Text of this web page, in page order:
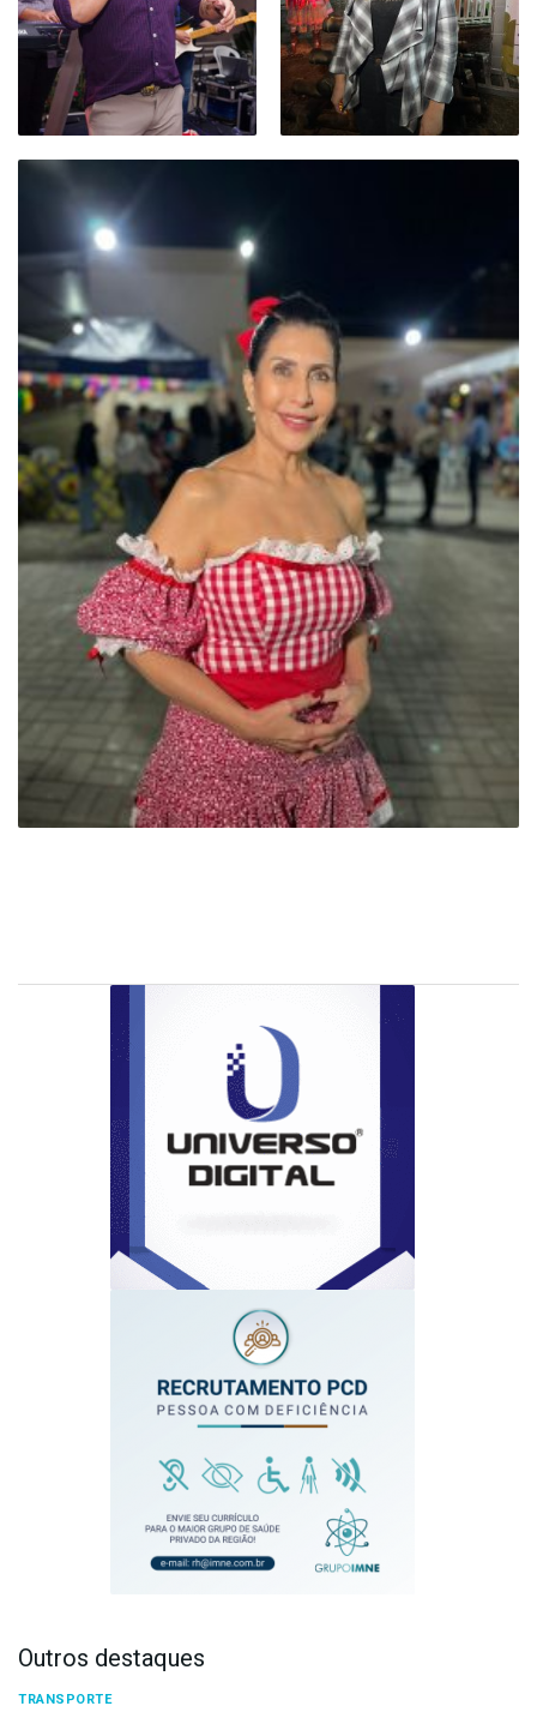
Outros destaques
TRANSPORTE